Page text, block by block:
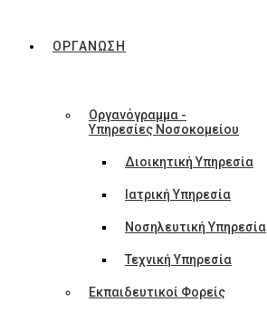
ΟΡΓΑΝΩΣΗ
Οργανόγραμμα -
Υπηρεσίες Νοσοκομείου
Διοικητική Υπηρεσία
Ιατρική Υπηρεσία
Νοσηλευτική Υπηρεσία
Τεχνική Υπηρεσία
Εκπαιδευτικοί Φορείς